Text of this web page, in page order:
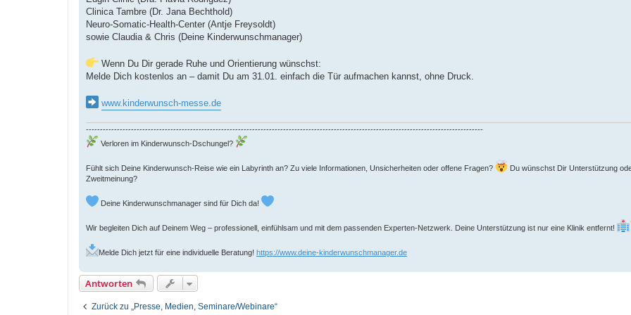
Clinica Tambre (Dr. Jana Bechthold)
Neuro-Somatic-Health-Center (Antje Freysoldt)
sowie Claudia & Chris (Deine Kinderwunschmanager)
Wenn Du Dir gerade Ruhe und Orientierung wünschst:
Melde Dich kostenlos an – damit Du am 31.01. einfach die Tür aufmachen kannst, ohne Druck.
www.kinderwunsch-messe.de
---------------------------------------------------------------------------------------------------------------------------------------------
Verloren im Kinderwunsch-Dschungel?
Fühlt sich Deine Kinderwunsch-Reise wie ein Labyrinth an? Zu viele Informationen, Unsicherheiten oder offene Fragen?
Du wünschst Dir Unterstützung
Zweitmeinung?
Deine Kinderwunschmanager sind für Dich da!
Wir begleiten Dich auf Deinem Weg – professionell, einfühlsam und mit dem passenden Experten-Netzwerk. Deine Unterstützung ist nur eine Klinik entfernt!
Melde Dich jetzt für eine individuelle Beratung! https://www.deine-kinderwunschmanager.de
Antworten
Zurück zu „Presse, Medien, Seminare/Webinare“